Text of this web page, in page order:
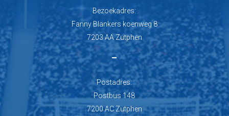
Bezoekadres:
Fanny Blankers koenweg 8
7203 AA Zutphen
–
Postadres:
Postbus 148
7200 AC Zutphen